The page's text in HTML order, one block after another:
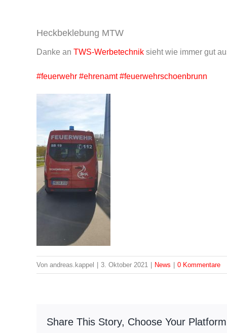
Heckbeklebung MTW
Danke an TWS-Werbetechnik sieht wie immer gut
#feuerwehr #ehrenamt #feuerwehrschoenbrunn
Von andreas.kappel 3. Oktober 2021 News 0 Kommentare
Share This Story, Choose Your